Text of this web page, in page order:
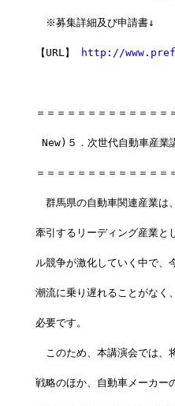
※募集詳細及び申請書↓
【URL】 http://
＝＝＝＝＝＝＝＝＝＝＝＝
New)５．次世代自動車産業
＝＝＝＝＝＝＝＝＝＝＝＝
群馬県の自動車関連産業は
牽引するリーディング産業と
ル競争が激化していく中で、
潮流に乗り遅れることがなく
必要です。
このため、本講演会では、
戦略のほか、自動車メーカー